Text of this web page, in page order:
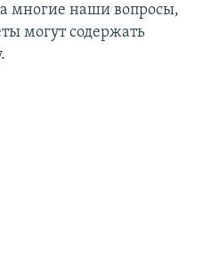
многие наши вопросы,
могут содержать